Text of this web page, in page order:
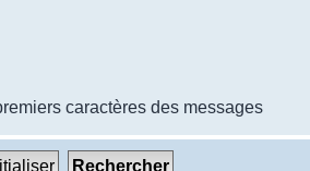
caractères des messages